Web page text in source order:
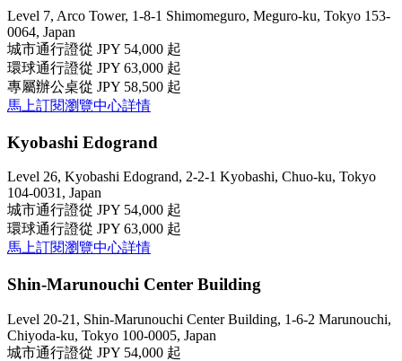
Level 7, Arco Tower, 1-8-1 Shimomeguro, Meguro-ku, Tokyo 153-
0064, Japan
城市通行證從 JPY 54,000 起
環球通行證從 JPY 63,000 起
專屬辦公桌從 JPY 58,500 起
馬上訂閱瀏覽中心詳情
Kyobashi Edogrand
Level 26, Kyobashi Edogrand, 2-2-1 Kyobashi, Chuo-ku, Tokyo
104-0031, Japan
城市通行證從 JPY 54,000 起
環球通行證從 JPY 63,000 起
馬上訂閱瀏覽中心詳情
Shin-Marunouchi Center Building
Level 20-21, Shin-Marunouchi Center Building, 1-6-2 Marunouchi,
Chiyoda-ku, Tokyo 100-0005, Japan
城市通行證從 JPY 54,000 起